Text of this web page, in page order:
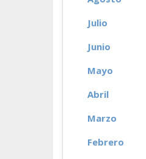
Julio
Junio
Mayo
Abril
Marzo
Febrero